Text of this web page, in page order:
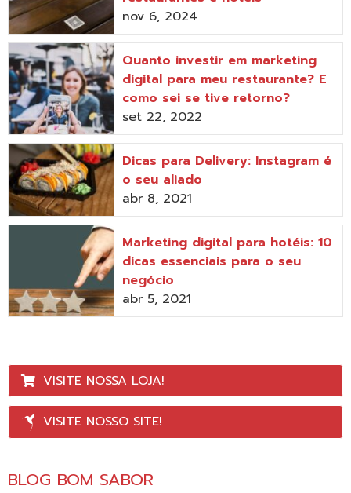
nov 6, 2024
Quanto investir em marketing
digital para meu restaurante? E
como sei se tive retorno?
set 22, 2022
Dicas para Delivery: Instagram é
o seu aliado
abr 8, 2021
Marketing digital para hotéis: 10
dicas essenciais para o seu
negócio
abr 5, 2021
VISITE NOSSA LOJA!
VISITE NOSSO SITE!
BLOG BOM SABOR